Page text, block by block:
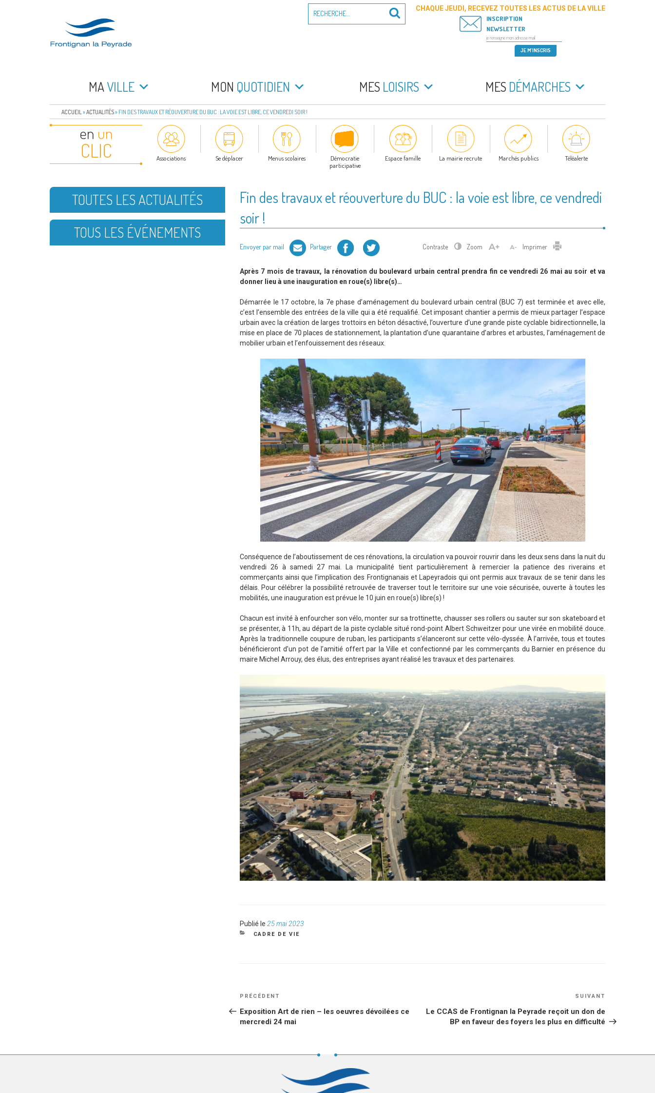
FRONTIGNAN LA PEYRADE
pour
Recherche
CHAQUE JEUDI, RECEVEZ TOUTES LES ACTUS DE LA VILLE
INSCRIPTION
NEWSLETTER
MAVILLE MON QUOTIDIEN MES LOISIRS MES DÉMARCHES
ACCUEIL »ACTUALITÉS» FIN DES TRAVAUX ET RÉOUVERTURE DU BUC : LA VOIE EST LIBRE, CE VENDREDI SOIR !
en un
CLIC Associations Se déplacer Menus scolaires
Démocratie
participative
Espace famille La mairie recrute Marchés publics Téléalerte
Fin des travaux et réouverture du BUC : la voie est libre, ce vendredi
soir !
Envoyer par mail Partager Facebook Twitter Contraste Zoom Imprimer Imprimer
Après 7 mois de travaux, la rénovation du boulevard urbain central prendra fin ce vendredi 26 mai au soir et va
donner lieu à une inauguration en roue(s) libre(s)…
Démarrée le 17 octobre, la 7e phase d’aménagement du boulevard urbain central (BUC 7) est terminée et avec elle,
c’est l’ensemble des entrées de la ville qui a été requalifié. Cet imposant chantier a permis de mieux partager l’espace
urbain avec la création de larges trottoirs en béton désactivé, l’ouverture d’une grande piste cyclable bidirectionnelle, la
mise en place de 70 places de stationnement, la plantation d’une quarantaine d’arbres et arbustes, l’aménagement de
mobilier urbain et l’enfouissement des réseaux.
Conséquence de l’aboutissement de ces rénovations, la circulation va pouvoir rouvrir dans les deux sens dans la nuit du
vendredi 26 à samedi 27 mai. La municipalité tient particulièrement à remercier la patience des riverains et
commerçants ainsi que l’implication des Frontignanais et Lapeyradois qui ont permis aux travaux de se tenir dans les
délais. Pour célébrer la possibilité retrouvée de traverser tout le territoire sur une voie sécurisée, ouverte à toutes les
mobilités, une inauguration est prévue le 10 juin en roue(s) libre(s) !
Chacun est invité à enfourcher son vélo, monter sur sa trottinette, chausser ses rollers ou sauter sur son skateboard et
se présenter, à 11h, au départ de la piste cyclable situé rond-point Albert Schweitzer pour une virée en mobilité douce.
Après la traditionnelle coupure de ruban, les participants s’élanceront sur cette vélo-dyssée. À l’arrivée, tous et toutes
bénéficieront d’un pot de l’amitié offert par la Ville et confectionné par les commerçants du Barnier en présence du
maire Michel Arrouy, des élus, des entreprises ayant réalisé les travaux et des partenaires.
Publié le Publié
le
25 mai 2023
CATÉGORIES
CADRE DE VIE
NAVIGATION
DE
L’ARTICLE
Article
PRÉCÉDENT
Exposition Art de rien – les oeuvres dévoilées ce
mercredi 24 mai
SUIVANT
Le CCAS de Frontignan la Peyrade reçoit un don de
BP en faveur des foyers les plus en difficulté
TOUTES LES ACTUALITÉS
TOUS LES ÉVÉNEMENTS